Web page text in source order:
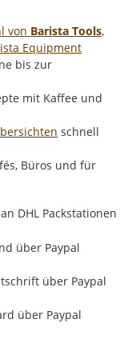
von Barista Tools,
Equipment
bis zur
mit Kaffee und
schnell
Büros und für